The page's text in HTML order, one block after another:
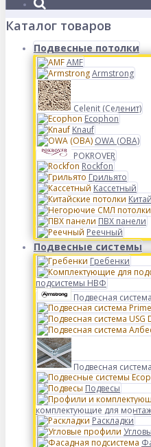
Каталог товаров
Подвесные потолки
AMF
Armstrong
Celenit (Селенит)
Ecophon
Knauf
OWA (ОВА)
POKROVER
Rockfon
Грильято
Кассетный
ПВХ панели
Реечный
Подвесные системы
Гребенки
подсистемы НВФ
Подвесная
Подвесная
Подвесы
комплектующие для
Раскладки